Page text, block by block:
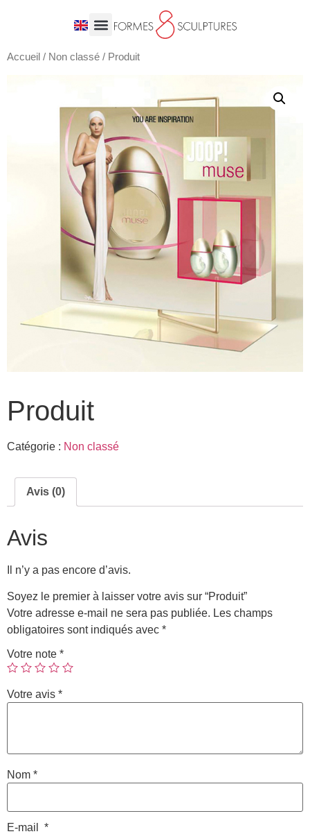
Accueil / Non classé / Produit
Produit
Catégorie : Non classé
Avis (0)
Avis
Il n’y a pas encore d’avis.
Soyez le premier à laisser votre avis sur “Produit”
Votre adresse e-mail ne sera pas publiée. Les champs
obligatoires sont indiqués avec *
Votre note *
Votre avis *
Nom *
E-mail *